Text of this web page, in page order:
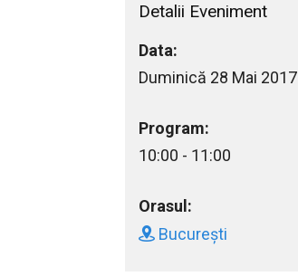
Detalii Eveniment
Data:
Duminică 28 Mai 2017
Program:
10:00 - 11:00
Orasul:
București